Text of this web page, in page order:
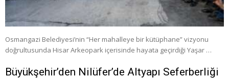
Osmangazi Belediyesi’nin “Her mahalleye bir kütüphane” vizyonu
doğrultusunda Hisar Arkeopark içerisinde hayata geçirdiği Yaşar …
Büyükşehir’den Nilüfer’de Altyapı Seferberliği